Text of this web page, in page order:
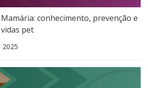
conhecimento, prevenção e
pet
2025